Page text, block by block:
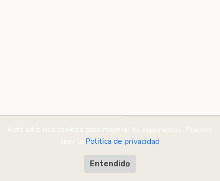
Este sitio usa cookies para mejorar tu experiencia. Puedes
leer la Politica de privacidad
Entendido